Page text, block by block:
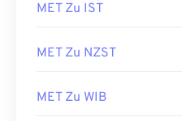
MET Zu IST
MET Zu NZST
MET Zu WIB